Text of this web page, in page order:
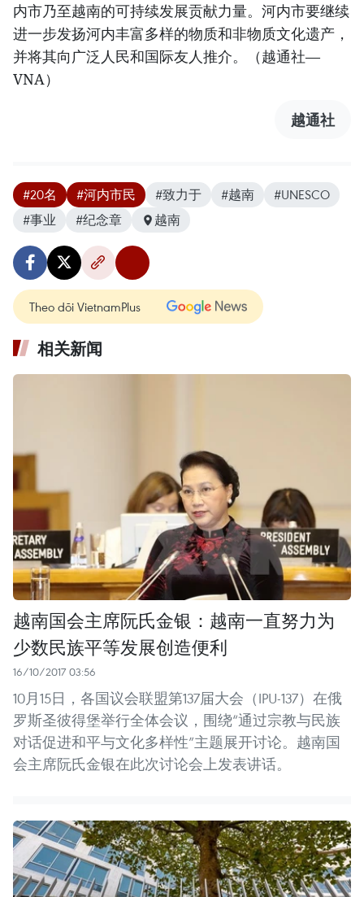
内市乃至越南的可持续发展贡献力量。河内市要继续
进一步发扬河内丰富多样的物质和非物质文化遗产，
并将其向广泛人民和国际友人推介。（越通社—
VNA）
越通社
#20名 #河内市民 #致力于 #越南
#UNESCO
#事业
#纪念章 越南
Theo dõi VietnamPlus
相关新闻
越南国会主席阮氏金银：越南一直努力为
少数民族平等发展创造便利
16/10/2017 03:56
10月15日，各国议会联盟第137届大会（IPU-137）在俄
罗斯圣彼得堡举行全体会议，围绕“通过宗教与民族
对话促进和平与文化多样性”主题展开讨论。越南国
会主席阮氏金银在此次讨论会上发表讲话。